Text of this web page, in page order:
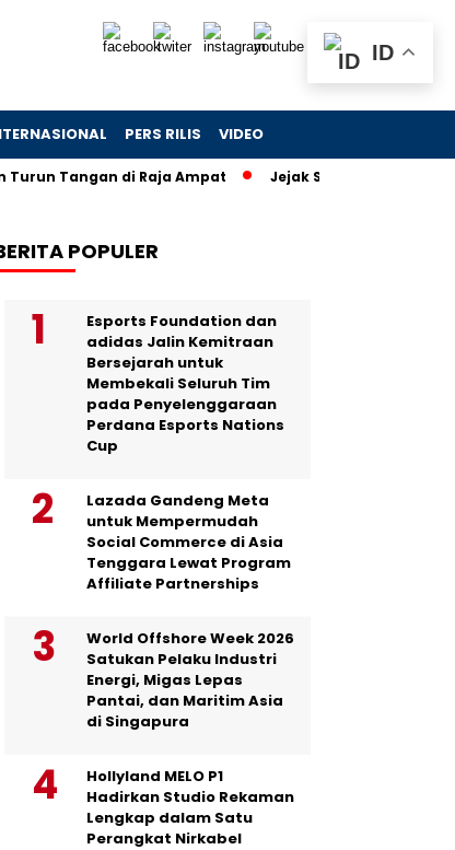
PERS RILIS VIDEO
di Raja Ampat Jejak Skandal Chromebook:
POPULER
Esports Foundation dan
adidas Jalin Kemitraan
Bersejarah untuk
Membekali Seluruh Tim
pada Penyelenggaraan
Perdana Esports Nations
Cup
Lazada Gandeng Meta
untuk Mempermudah
Social Commerce di Asia
Tenggara Lewat Program
Affiliate Partnerships
World Offshore Week 2026
Satukan Pelaku Industri
Energi, Migas Lepas
Pantai, dan Maritim Asia
di Singapura
Hollyland MELO P1
Hadirkan Studio Rekaman
Lengkap dalam Satu
Perangkat Nirkabel
ID